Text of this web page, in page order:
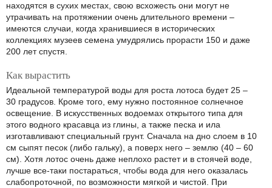
находятся в сухих местах, свою всхожесть они могут не
утрачивать на протяжении очень длительного времени –
имеются случаи, когда хранившиеся в исторических
коллекциях музеев семена умудрялись прорасти 150 и даже
200 лет спустя.
Как вырастить
Идеальной температурой воды для роста лотоса будет 25 –
30 градусов. Кроме того, ему нужно постоянное солнечное
освещение. В искусственных водоемах открытого типа для
этого водного красавца из глины, а также песка и ила
изготавливают специальный грунт. Сначала на дно слоем в 10
см сыпят песок (либо гальку), а поверх него – землю (40 – 60
см). Хотя лотос очень даже неплохо растет и в стоячей воде,
лучше все-таки постараться, чтобы вода для него оказалась
слабопроточной, по возможности мягкой и чистой. При